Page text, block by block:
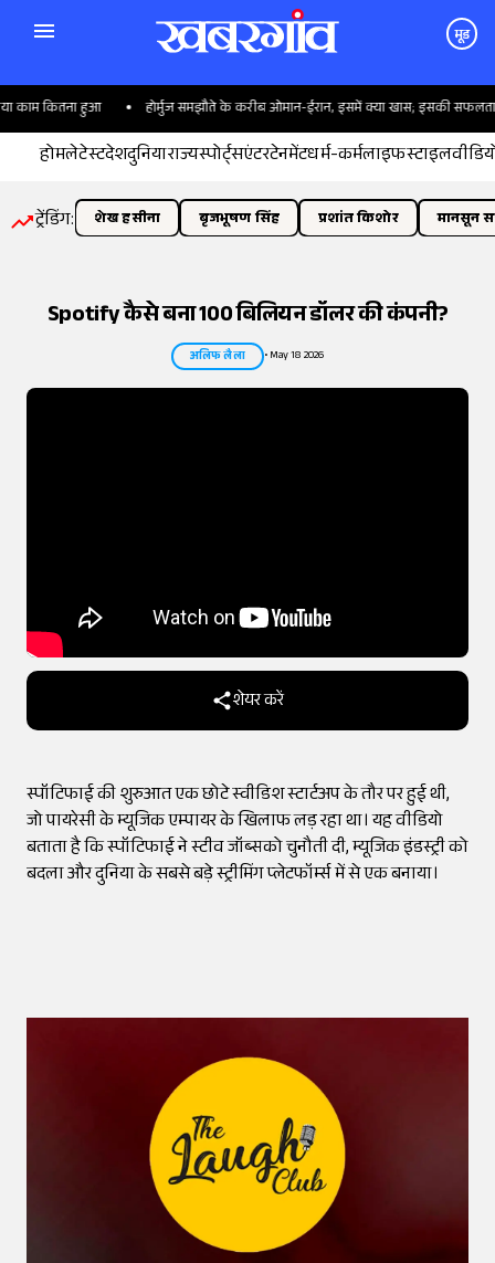
मूड
हुआ होर्मुज समझौते के करीब ओमान-ईरान, इसमें क्या खास; इसकी सफलता ट्रंप पर
होमलेटेस्टदेशदुनियाराज्यस्पोर्ट्सएंटरटेनमेंटधर्म-कर्मलाइफस्टाइल
ट्रेंडिंग: शेख हसीना बृजभूषण सिंह प्रशांत किशोर मानसून
Spotify कैसे बना 100 बिलियन डॉलर की कंपनी?
अलिफ लैला •May 18 2026
शेयर करें
स्पॉटिफाई की शुरुआत एक छोटे स्वीडिश स्टार्टअप के तौर पर हुई थी,
जो पायरेसी के म्यूजिक एम्पायर के खिलाफ लड़ रहा था। यह वीडियो
बताता है कि स्पॉटिफाई ने स्टीव जॉब्सको चुनौती दी, म्यूजिक इंडस्ट्री को
बदला और दुनिया के सबसे बड़े स्ट्रीमिंग प्लेटफॉर्म्स में से एक बनाया।